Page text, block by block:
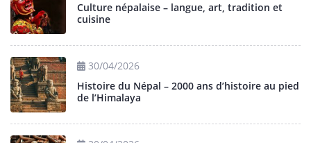
Culture népalaise – langue, art, tradition et
cuisine
30/04/2026
Histoire du Népal – 2000 ans d’histoire au pied
de l’Himalaya